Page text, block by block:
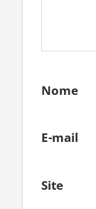
Nome
E-mail
Site